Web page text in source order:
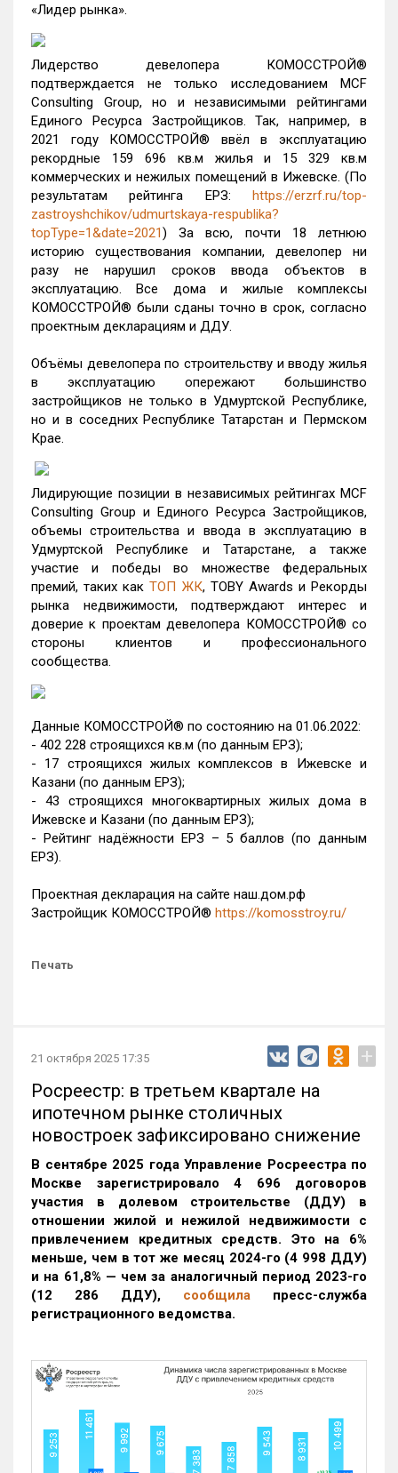
«Лидер рынка».
Лидерство девелопера КОМОССТРОЙ®
подтверждается не только исследованием MCF
Consulting Group, но и независимыми рейтингами
Единого Ресурса Застройщиков. Так, например, в
2021 году КОМОССТРОЙ® ввёл в эксплуатацию
рекордные 159 696 кв.м жилья и 15 329 кв.м
коммерческих и нежилых помещений в Ижевске. (По
результатам рейтинга ЕРЗ: https://erzrf.ru/top-
zastroyshchikov/udmurtskaya-respublika?
topType=1&date=2021) За всю, почти 18 летнюю
историю существования компании, девелопер ни
разу не нарушил сроков ввода объектов в
эксплуатацию. Все дома и жилые комплексы
КОМОССТРОЙ® были сданы точно в срок, согласно
проектным декларациям и ДДУ.
Объёмы девелопера по строительству и вводу жилья
в эксплуатацию опережают большинство
застройщиков не только в Удмуртской Республике,
но и в соседних Республике Татарстан и Пермском
Крае.
Лидирующие позиции в независимых рейтингах MCF
Consulting Group и Единого Ресурса Застройщиков,
объемы строительства и ввода в эксплуатацию в
Удмуртской Республике и Татарстане, а также
участие и победы во множестве федеральных
премий, таких какТОП ЖК, TOBY Awards и Рекорды
рынка недвижимости, подтверждают интерес и
доверие к проектам девелопера КОМОССТРОЙ® со
стороны клиентов и профессионального
сообщества.
Данные КОМОССТРОЙ® по состоянию на 01.06.2022:
- 402 228 строящихся кв.м (по данным ЕРЗ);
- 17 строящихся жилых комплексов в Ижевске и
Казани (по данным ЕРЗ);
- 43 строящихся многоквартирных жилых дома в
Ижевске и Казани (по данным ЕРЗ);
- Рейтинг надёжности ЕРЗ – 5 баллов (по данным
ЕРЗ).
Проектная декларация на сайте наш.дом.рф
Застройщик КОМОССТРОЙ® https://komosstroy.ru/
Печать
21 октября 2025 17:35 +
Росреестр: в третьем квартале на
ипотечном рынке столичных
новостроек зафиксировано снижение
В сентябре 2025 года Управление Росреестра по
Москве зарегистрировало 4 696 договоров
участия в долевом строительстве (ДДУ) в
отношении жилой и нежилой недвижимости с
привлечением кредитных средств. Это на 6%
меньше, чем в тот же месяц 2024-го (4 998 ДДУ)
и на 61,8% — чем за аналогичный период 2023-го
(12 286 ДДУ), сообщила пресс-служба
регистрационного ведомства.